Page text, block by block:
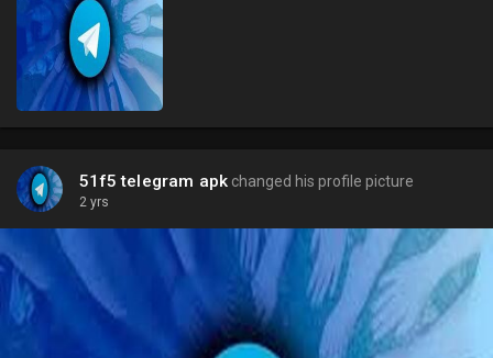
51f5 telegram apk changed his profile picture
2 yrs